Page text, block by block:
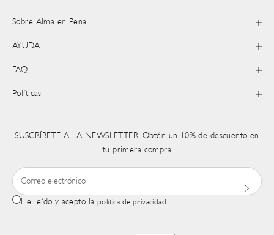
Sobre Alma en Pena
AYUDA
FAQ
Políticas
SUSCRÍBETE A LA NEWSLETTER. Obtén un 10% de descuento en
tu primera compra
He leído y acepto la política de privacidad